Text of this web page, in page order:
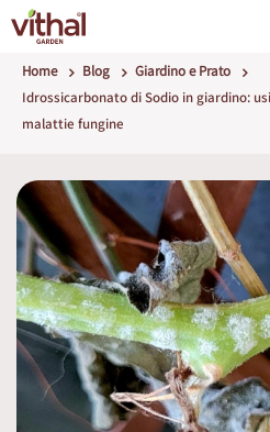
Home Blog
Giardino e Prato
Idrossicarbonato di Sodio in giardino:
malattie fungine